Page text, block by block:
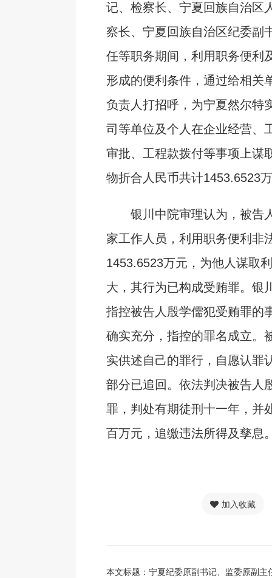
记、检察长、宁夏回族自治区
察长、宁夏回族自治区纪委副
任等职务期间，利用职务便利
形成的便利条件，通过给相关
负责人打招呼，为宁夏然尔特
司等单位及个人在企业经营、
审批、工程款拨付等事项上谋
物折合人民币共计1453.6523
银川中院审理认为，被告
家工作人员，利用职务便利非
1453.6523万元，为他人谋取
大，其行为已构成受贿罪。银
指控被告人殷学儒犯受贿罪的
确实充分，指控的罪名成立。
实供述自己的罪行，自愿认罪
部分已追回。依法判决被告人
罪，判处有期徒刑十一年，并
百万元，追缴违法所得及孳息
加入收藏
本文标题：宁夏纪委原副书记、监委原副主